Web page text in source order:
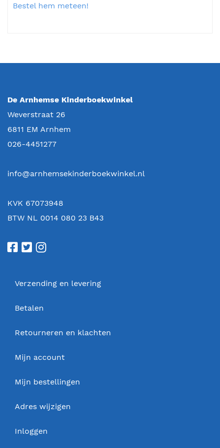
Bestel hem meteen!
De Arnhemse Kinderboekwinkel
Weverstraat 26
6811 EM Arnhem
026-4451277
info@arnhemsekinderboekwinkel.nl
KVK 67073948
BTW NL 0014 080 23 B43
Verzending en levering
Betalen
Retourneren en klachten
Mijn account
Mijn bestellingen
Adres wijzigen
Inloggen